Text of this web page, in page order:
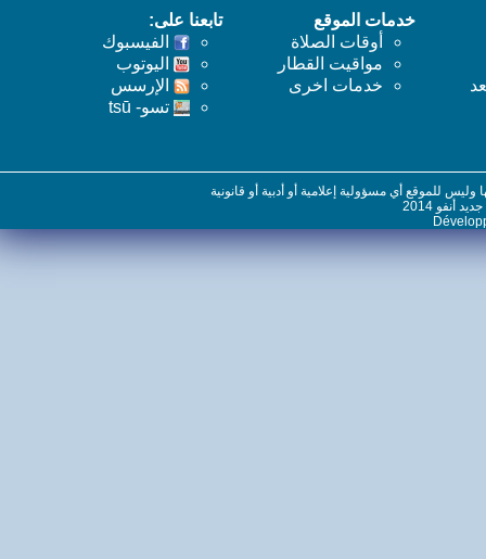
خدمات الموقع
أوقات الصلاة
مواقيت القطار
خدمات اخرى
تابعنا على:
الفيسبوك
اليوتوب
اﻹرسس
تسو- tsū
للموقع أي مسؤولية إعلامية أو أدبية أو قانونية
2014